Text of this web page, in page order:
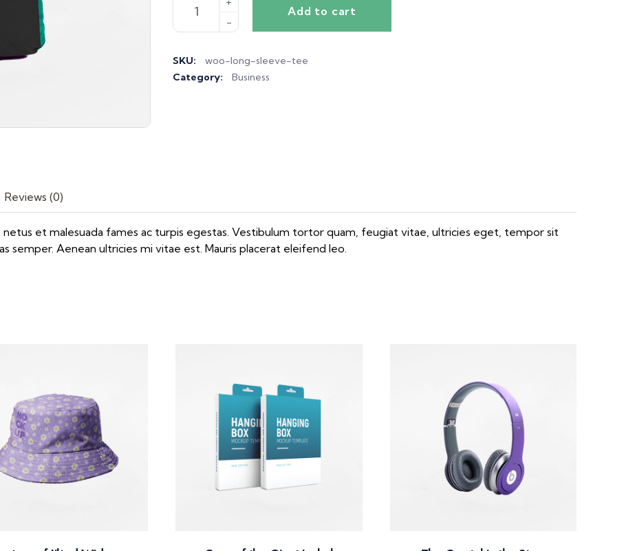
Add to cart
SKU:
woo-long-sleeve-tee
Category:
Business
Reviews (0)
et malesuada fames ac turpis egestas. Vestibulum tortor quam, feugiat vitae, ultricies eget, tempor sit
semper. Aenean ultricies mi vitae est. Mauris placerat eleifend leo.